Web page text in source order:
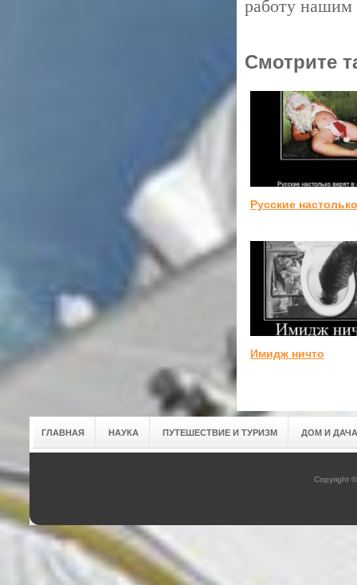
работу
Смотрите
Русские
Имидж ничто
ГЛАВНАЯ НАУКА ПУТЕШЕСТВИЕ И ТУРИЗМ ДОМ И ДАЧА
Copyright